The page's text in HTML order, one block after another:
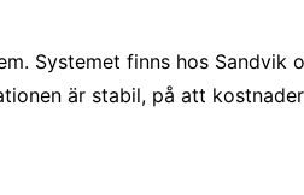
Systemet finns hos Sandvik
är stabil, på att